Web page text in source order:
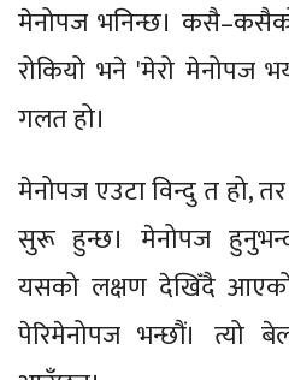
मेनोपज भनिन्छ।
रोकियो भने 'मेरो मेनोपज
गलत हो।
मेनोपज एउटा विन्दु त हो,
सुरू हुन्छ। मेनोपज
यसको लक्षण देखिँदै
पेरिमेनोपज भन्छौं। त्यो